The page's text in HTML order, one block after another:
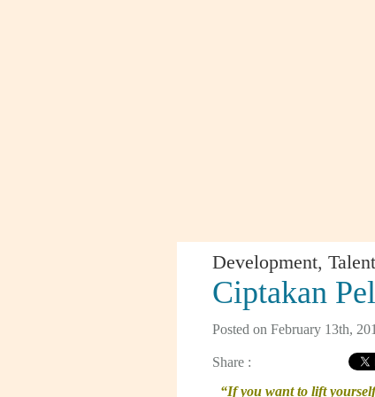
Development, Talent
Ciptakan
Posted on February 13th,
Share :
“If you want to lift